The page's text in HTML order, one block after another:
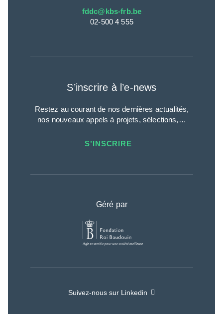
fddc@kbs-frb.be
02-500 4 555
S’inscrire à l’e-news
Restez au courant de nos dernières actualités,
nos nouveaux appels à projets, sélections,…
S’INSCRIRE
Géré par
Suivez-nous sur Linkedin